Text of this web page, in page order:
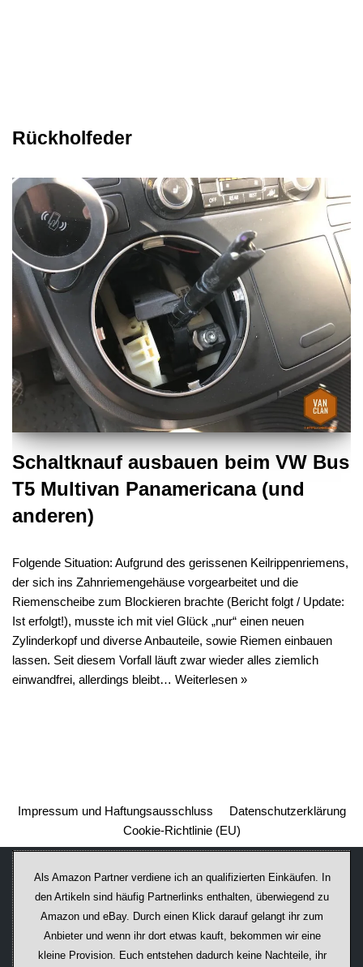
Rückholfeder
Schaltknauf ausbauen beim VW Bus
T5 Multivan Panamericana (und
anderen)
Folgende Situation: Aufgrund des gerissenen Keilrippenriemens,
der sich ins Zahnriemengehäuse vorgearbeitet und die
Riemenscheibe zum Blockieren brachte (Bericht folgt / Update:
Ist erfolgt!), musste ich mit viel Glück „nur“ einen neuen
Zylinderkopf und diverse Anbauteile, sowie Riemen einbauen
lassen. Seit diesem Vorfall läuft zwar wieder alles ziemlich
einwandfrei, allerdings bleibt… Weiterlesen »
Impressum und Haftungsausschluss
Datenschutzerklärung
Cookie-Richtlinie (EU)
Als Amazon Partner verdiene ich an qualifizierten Einkäufen. In
den Artikeln sind häufig Partnerlinks enthalten, überwiegend zu
Amazon und eBay. Durch einen Klick darauf ge­lan­gt ihr zum
Anbieter und wenn ihr dort etwas kauft, bekommen wir ei­ne
kleine Provision. Euch entstehen dadurch keine Nachteile, ihr